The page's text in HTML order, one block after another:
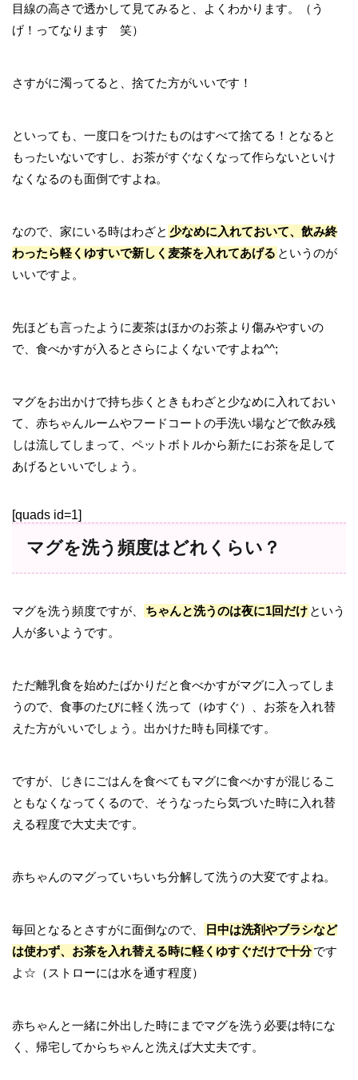
目線の高さで透かして見てみると、よくわかります。（う
げ！ってなります 笑）
さすがに濁ってると、捨てた方がいいです！
といっても、一度口をつけたものはすべて捨てる！となると
もったいないですし、お茶がすぐなくなって作らないといけ
なくなるのも面倒ですよね。
なので、家にいる時はわざと 少なめに入れておいて、飲み終
わったら軽くゆすいで新しく麦茶を入れてあげる というのが
いいですよ。
先ほども言ったように麦茶はほかのお茶より傷みやすいの
で、食べかすが入るとさらによくないですよね^^;
マグをお出かけで持ち歩くときもわざと少なめに入れておい
て、赤ちゃんルームやフードコートの手洗い場などで飲み残
しは流してしまって、ペットボトルから新たにお茶を足して
あげるといいでしょう。
[quads id=1]
マグを洗う頻度はどれくらい？
マグを洗う頻度ですが、 ちゃんと洗うのは夜に1回だけ という
人が多いようです。
ただ離乳食を始めたばかりだと食べかすがマグに入ってしま
うので、食事のたびに軽く洗って（ゆすぐ）、お茶を入れ替
えた方がいいでしょう。出かけた時も同様です。
ですが、じきにごはんを食べてもマグに食べかすが混じるこ
ともなくなってくるので、そうなったら気づいた時に入れ替
える程度で大丈夫です。
赤ちゃんのマグっていちいち分解して洗うの大変ですよね。
毎回となるとさすがに面倒なので、
日中は洗剤やブラシなど
は使わず、お茶を入れ替える時に軽くゆすぐだけで十分です
よ☆（ストローには水を通す程度）
赤ちゃんと一緒に外出した時にまでマグを洗う必要は特にな
く、帰宅してからちゃんと洗えば大丈夫です。